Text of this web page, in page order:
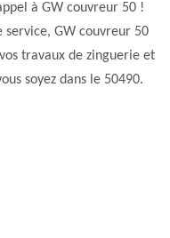
à GW couvreur 50 !
GW couvreur 50
travaux de zinguerie et
soyez dans le 50490.